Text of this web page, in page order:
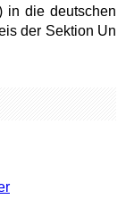
in die deutschen
der Sektion Un